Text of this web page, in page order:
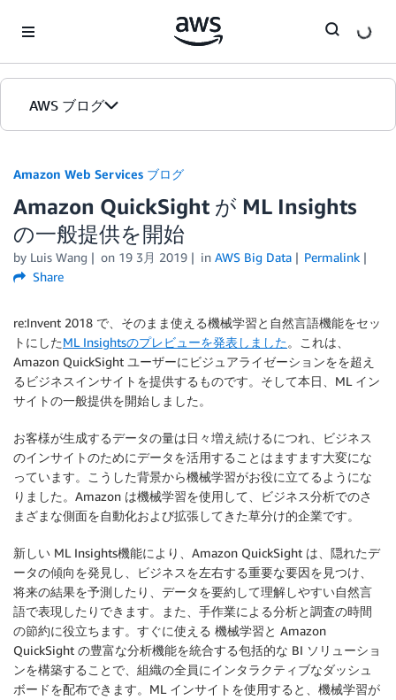
AWS ブログ
カテゴリ
エディション
Amazon Web Services ブログ
Amazon QuickSight が ML Insights
の一般提供を開始
by Luis Wang on 19 3月 2019 in AWS Big Data
Permalink
Share
re:Invent 2018 で、そのまま使える機械学習と自然言語機能をセッ
トにしたML Insightsのプレビューを発表しました。これは、
Amazon QuickSight ユーザーにビジュアライゼーションをを超え
るビジネスインサイトを提供するものです。そして本日、ML イン
サイトの一般提供を開始しました。
お客様が生成するデータの量は日々増え続けるにつれ、ビジネス
のインサイトのためにデータを活用することはますます大変にな
っています。こうした背景から機械学習がお役に立てるようにな
りました。Amazon は機械学習を使用して、ビジネス分析でのさ
まざまな側面を自動化および拡張してきた草分け的企業です。
新しい ML Insights機能により、Amazon QuickSight は、隠れたデ
ータの傾向を発見し、ビジネスを左右する重要な要因を見つけ、
将来の結果を予測したり、データを要約して理解しやすい自然言
語で表現したりできます。また、手作業による分析と調査の時間
の節約に役立ちます。すぐに使える 機械学習と Amazon
QuickSight の豊富な分析機能を統合する包括的な BI ソリューショ
ンを構築することで、組織の全員にインタラクティブなダッシュ
ボードを配布できます。ML インサイトを使用すると、機械学習が